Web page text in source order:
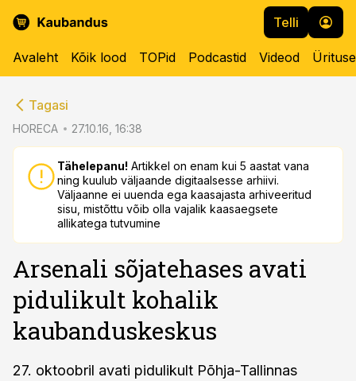
Telli
Avaleht Kõik lood TOPid Podcastid Videod
Tagasi
HORECA 27.10.16, 16:38
Tähelepanu! Artikkel on enam kui 5 aastat vana
ning kuulub väljaande digitaalsesse arhiivi.
Väljaanne ei uuenda ega kaasajasta arhiveeritud
sisu, mistõttu võib olla vajalik kaasaegsete
allikatega tutvumine
Arsenali sõjatehases avati
pidulikult kohalik
kaubanduskeskus
27. oktoobril avati pidulikult Põhja-Tallinnas